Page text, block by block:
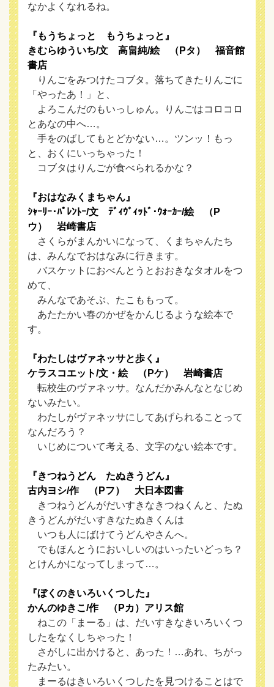
なかよくなれるね。
『もうちょっと もうちょっと』
きむらゆういち/文 高畠純/絵 （Pタ） 福音館
書店
りんごをみつけたコブタ。落ちてきたりんごに
「やったあ！」と、
よろこんだのもいっしゅん。りんごはコロコロ
とあなの中へ…。
手をのばしてもとどかない…。ツンッ！もっ
と、おくにいっちゃった！
コブタはりんごが食べられるかな？
『おはなみくまちゃん』
ｼｬｰﾘｰ･ﾊﾟﾚﾝﾄｰ/文 ﾃﾞｨｳﾞｨｯﾄﾞ･ｳｫｰｶｰ/絵 （P
ウ） 岩崎書店
さくらがまんかいになって、くまちゃんたち
は、みんなでおはなみに行きます。
バスケットにおべんとうとおおきなタオルをつ
めて、
みんなであそぶ、たこももって。
あたたかい春のかぜをかんじるような絵本で
す。
『わたしはヴァネッサと歩く』
ケラスコエット/文・絵 （Pケ） 岩崎書店
転校生のヴァネッサ。なんだかみんなとなじめ
ないみたい。
わたしがヴァネッサにしてあげられることって
なんだろう？
いじめについて考える、文字のない絵本です。
『きつねうどん たぬきうどん』
古内ヨシ/作 （Pフ） 大日本図書
きつねうどんがだいすきなきつねくんと、たぬ
きうどんがだいすきなたぬきくんは
いつも人にばけてうどんやさんへ。
でもほんとうにおいしいのはいったいどっち？
とけんかになってしまって…。
『ぼくのきいろいくつした』
かんのゆきこ/作 （Pカ）アリス館
ねこの「まーる」は、だいすきなきいろいくつ
したをなくしちゃった！
さがしに出かけると、あった！…あれ、ちがっ
たみたい。
まーるはきいろいくつしたを見つけることはで